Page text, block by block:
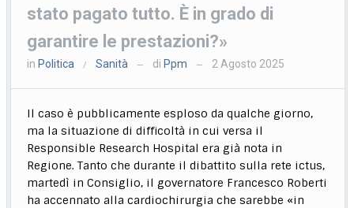
stato pagato tutto. È in grado di
garantire le prestazioni?»
in Politica / Sanità — di Ppm — 2 Agosto 2025
Il caso è pubblicamente esploso da qualche giorno,
ma la situazione di difficoltà in cui versa il
Responsible Research Hospital era già nota in
Regione. Tanto che durante il dibattito sulla rete ictus,
martedì in Consiglio, il governatore Francesco Roberti
ha accennato alla cardiochirurgia che sarebbe «in